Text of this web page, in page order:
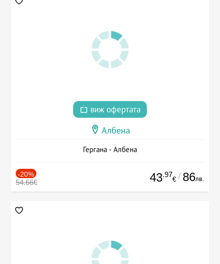
виж офертата
Албена
Гергана - Албена
-20%
54.66€ 43.97
€ / 86лв.